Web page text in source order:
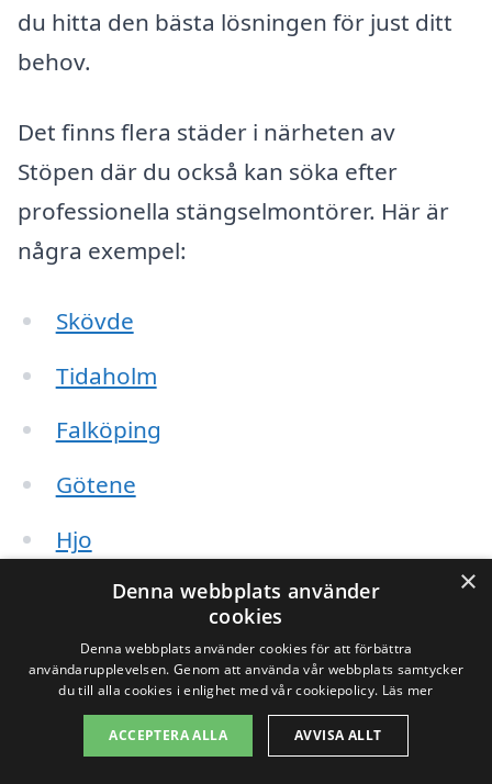
du hitta den bästa lösningen för just ditt
behov.
Det finns flera städer i närheten av
Stöpen där du också kan söka efter
professionella stängselmontörer. Här är
några exempel:
Skövde
Tidaholm
Falköping
Götene
Hjo
Lidköping
Mariestad
Tibro
Örebro
×
Denna webbplats använder
cookies
Denna webbplats använder cookies för att förbättra
användarupplevelsen. Genom att använda vår webbplats samtycker
du till alla cookies i enlighet med vår cookiepolicy. Läs mer
ACCEPTERA ALLA AVVISA ALLT